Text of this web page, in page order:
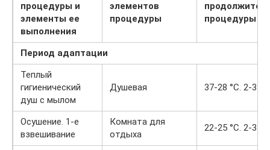
процедуры и
элементы ее
выполнения
элементов
процедуры
процедуры
Период адаптации
Теплый
гигиенический
душ с мылом
Душевая 37-28 °С. 2-3
Осушение. 1-е
взвешивание
Комната для
отдыха
22-25 °С. 2-3